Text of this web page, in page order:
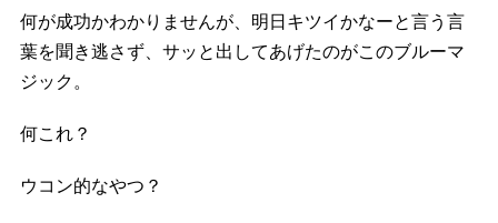
何が成功かわかりませんが、明日キツイかなーと言う言
葉を聞き逃さず、サッと出してあげたのがこのブルーマ
ジック。
何これ？
ウコン的なやつ？